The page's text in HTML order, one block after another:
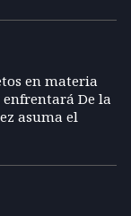
en materia
De la
asuma el